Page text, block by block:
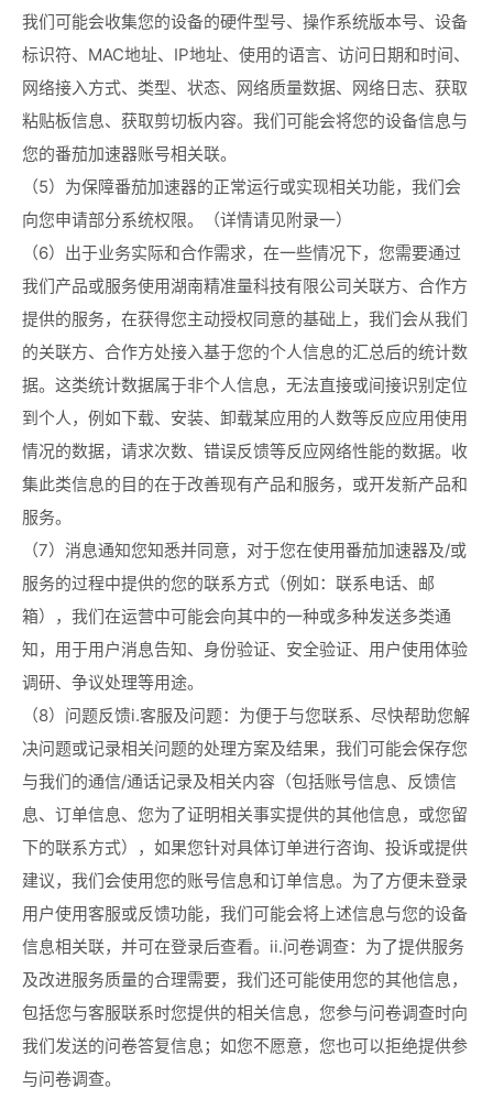
我们可能会收集您的设备的硬件型号、操作系统版本号、设备
标识符、MAC地址、IP地址、使用的语言、访问日期和时间、
网络接入方式、类型、状态、网络质量数据、网络日志、获取
粘贴板信息、获取剪切板内容。我们可能会将您的设备信息与
您的番茄加速器账号相关联。
（5）为保障番茄加速器的正常运行或实现相关功能，我们会
向您申请部分系统权限。（详情请见附录一）
（6）出于业务实际和合作需求，在一些情况下，您需要通过
我们产品或服务使用湖南精准量科技有限公司关联方、合作方
提供的服务，在获得您主动授权同意的基础上，我们会从我们
的关联方、合作方处接入基于您的个人信息的汇总后的统计数
据。这类统计数据属于非个人信息，无法直接或间接识别定位
到个人，例如下载、安装、卸载某应用的人数等反应应用使用
情况的数据，请求次数、错误反馈等反应网络性能的数据。收
集此类信息的目的在于改善现有产品和服务，或开发新产品和
服务。
（7）消息通知您知悉并同意，对于您在使用番茄加速器及/或
服务的过程中提供的您的联系方式（例如：联系电话、邮
箱），我们在运营中可能会向其中的一种或多种发送多类通
知，用于用户消息告知、身份验证、安全验证、用户使用体验
调研、争议处理等用途。
（8）问题反馈i.客服及问题：为便于与您联系、尽快帮助您解
决问题或记录相关问题的处理方案及结果，我们可能会保存您
与我们的通信/通话记录及相关内容（包括账号信息、反馈信
息、订单信息、您为了证明相关事实提供的其他信息，或您留
下的联系方式），如果您针对具体订单进行咨询、投诉或提供
建议，我们会使用您的账号信息和订单信息。为了方便未登录
用户使用客服或反馈功能，我们可能会将上述信息与您的设备
信息相关联，并可在登录后查看。ii.问卷调查：为了提供服务
及改进服务质量的合理需要，我们还可能使用您的其他信息，
包括您与客服联系时您提供的相关信息，您参与问卷调查时向
我们发送的问卷答复信息；如您不愿意，您也可以拒绝提供参
与问卷调查。